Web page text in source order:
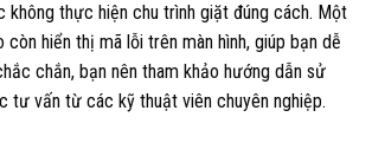
không thực hiện chu trình giặt đúng cách. Một
còn hiển thị mã lỗi trên màn hình, giúp bạn dễ
chắn, bạn nên tham khảo hướng dẫn sử
tư vấn từ các kỹ thuật viên chuyên nghiệp.